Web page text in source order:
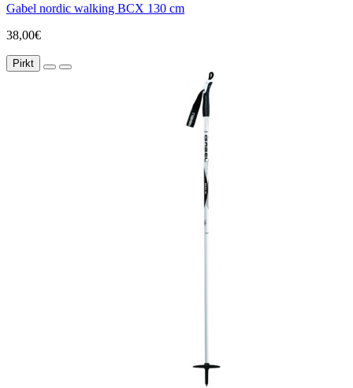
Gabel nordic walking BCX 130 cm
38,00€
Pirkt